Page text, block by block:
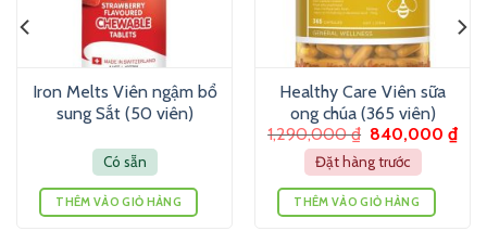
Iron Melts Viên ngậm bổ
sung Sắt (50 viên)
Có sẵn
THÊM VÀO GIỎ HÀNG
Healthy Care Viên sữa
ong chúa (365 viên)
1,290,000₫ 840,000 ₫
Đặt hàng trước
THÊM VÀO GIỎ HÀNG